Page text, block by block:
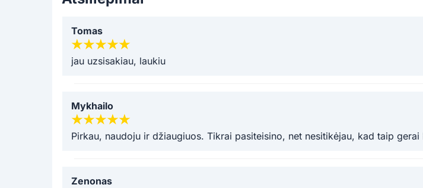
Tomas
jau uzsisakiau, laukiu
Mykhailo
Pirkau, naudoju ir džiaugiuos. Tikrai pasiteisino, net nesitikėjau, kad taip gerai
Zenonas